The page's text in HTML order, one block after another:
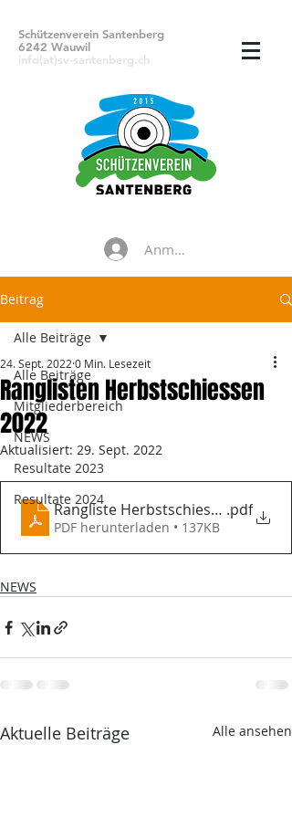
Schützenverein Santenberg
6242 Wauwil
info(at)sv-santenberg.ch
Anmelden
Beitrag
Alle Beiträge
Mitgliederbereich
NEWS
Resultate 2023
Resultate 2024
Alle Beiträge
Ranglisten Herbstschiessen
2022
24. Sept. 2022 0 Min. Lesezeit
Aktualisiert: 29. Sept. 2022
Rangliste Herbstschiessen 2022
.pdf
PDF herunterladen • 137KB
NEWS
Aktuelle Beiträge Alle ansehen